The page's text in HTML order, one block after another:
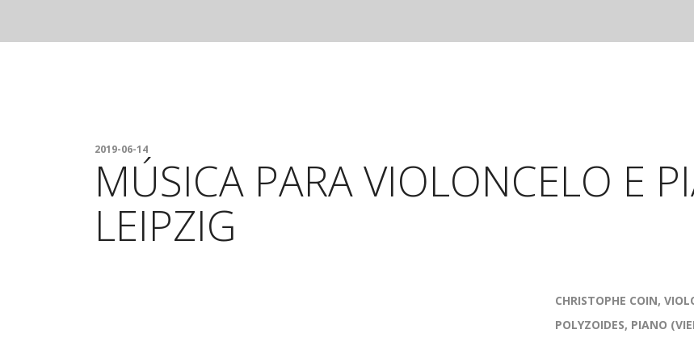
2019-06-14
MÚSICA PARA VIOLONCELO E
LEIPZIG
CHRISTOPHE COIN,
POLYZOIDES, PIANO